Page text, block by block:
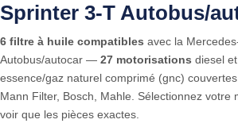
Sprinter 3-T Autobus/
6 filtre à huile compatibles avec la
Autobus/autocar — 27 motorisations diesel
essence/gaz naturel comprimé (gnc)
Mann Filter, Bosch, Mahle. Sélectionnez votre
voir que les pièces exactes.